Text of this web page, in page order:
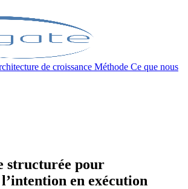
de croissance Méthode Ce que nous
structurée pour
en exécution